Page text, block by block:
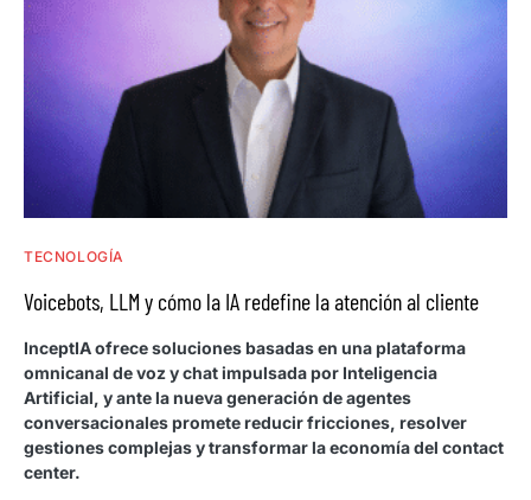
TECNOLOGÍA
Voicebots, LLM y cómo la IA redefine la atención al cliente
InceptIA ofrece soluciones basadas en una plataforma
omnicanal de voz y chat impulsada por Inteligencia
Artificial, y ante la nueva generación de agentes
conversacionales promete reducir fricciones, resolver
gestiones complejas y transformar la economía del contact
center.